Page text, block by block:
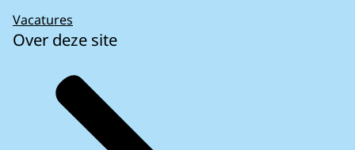
Vacatures
Over deze site